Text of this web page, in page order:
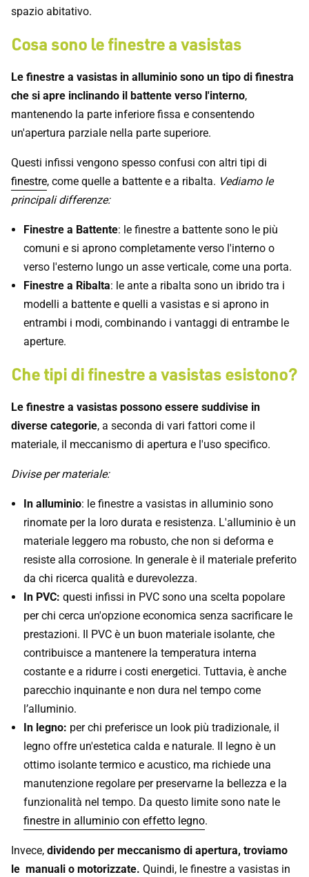
spazio abitativo.
Cosa sono le finestre a vasistas
Le finestre a vasistas in alluminio sono un tipo di finestra
che si apre inclinando il battente verso l'interno,
mantenendo la parte inferiore fissa e consentendo
un'apertura parziale nella parte superiore.
Questi infissi vengono spesso confusi con altri tipi di
finestre, come quelle a battente e a ribalta. Vediamo le
principali differenze:
Finestre a Battente: le finestre a battente sono le più
comuni e si aprono completamente verso l'interno o
verso l'esterno lungo un asse verticale, come una porta.
Finestre a Ribalta: le ante a ribalta sono un ibrido tra i
modelli a battente e quelli a vasistas e si aprono in
entrambi i modi, combinando i vantaggi di entrambe le
aperture.
Che tipi di finestre a vasistas esistono?
Le finestre a vasistas possono essere suddivise in
diverse categorie, a seconda di vari fattori come il
materiale, il meccanismo di apertura e l'uso specifico.
Divise per materiale:
In alluminio: le finestre a vasistas in alluminio sono
rinomate per la loro durata e resistenza. L'alluminio è un
materiale leggero ma robusto, che non si deforma e
resiste alla corrosione. In generale è il materiale preferito
da chi ricerca qualità e durevolezza.
In PVC: questi infissi in PVC sono una scelta popolare
per chi cerca un'opzione economica senza sacrificare le
prestazioni. Il PVC è un buon materiale isolante, che
contribuisce a mantenere la temperatura interna
costante e a ridurre i costi energetici. Tuttavia, è anche
parecchio inquinante e non dura nel tempo come
l’alluminio.
In legno: per chi preferisce un look più tradizionale, il
legno offre un'estetica calda e naturale. Il legno è un
ottimo isolante termico e acustico, ma richiede una
manutenzione regolare per preservarne la bellezza e la
funzionalità nel tempo. Da questo limite sono nate le
finestre in alluminio con effetto legno.
Invece, dividendo per meccanismo di apertura, troviamo
le manuali o motorizzate. Quindi, le finestre a vasistas in